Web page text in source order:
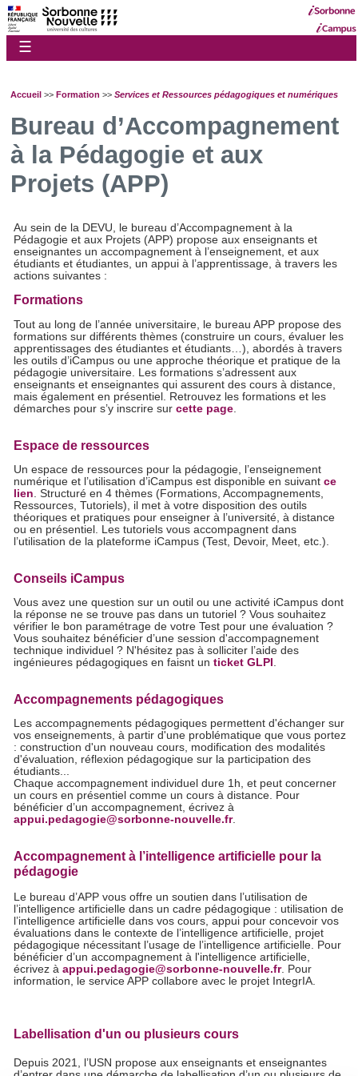
☰
Accueil >> Formation >> Services et Ressources pédagogiques et numériques
Bureau d’Accompagnement
à la Pédagogie et aux
Projets (APP)
Au sein de la DEVU, le bureau d’Accompagnement à la
Pédagogie et aux Projets (APP) propose aux enseignants et
enseignantes un accompagnement à l’enseignement, et aux
étudiants et étudiantes, un appui à l’apprentissage, à travers les
actions suivantes :
Formations
Tout au long de l’année universitaire, le bureau APP propose des
formations sur différents thèmes (construire un cours, évaluer les
apprentissages des étudiantes et étudiants…), abordés à travers
les outils d’iCampus ou une approche théorique et pratique de la
pédagogie universitaire. Les formations s’adressent aux
enseignants et enseignantes qui assurent des cours à distance,
mais également en présentiel. Retrouvez les formations et les
démarches pour s’y inscrire surcette page
Espace de ressources
Un espace de ressources pour la pédagogie, l’enseignement
numérique et l’utilisation d’iCampus est disponible en suivantce
lien. Structuré en 4 thèmes (Formations, Accompagnements,
Ressources, Tutoriels), il met à votre disposition des outils
théoriques et pratiques pour enseigner à l’université, à distance
ou en présentiel. Les tutoriels vous accompagnent dans
l’utilisation de la plateforme iCampus (Test, Devoir, Meet, etc.).
Conseils iCampus
Vous avez une question sur un outil ou une activité iCampus dont
la réponse ne se trouve pas dans un tutoriel ? Vous souhaitez
vérifier le bon paramétrage de votre Test pour une évaluation ?
Vous souhaitez bénéficier d’une session d'accompagnement
technique individuel ? N'hésitez pas à solliciter l’aide des
ingénieures pédagogiques en faisnt unticket GLPI .
Accompagnements pédagogiques
Les accompagnements pédagogiques permettent d'échanger sur
vos enseignements, à partir d'une problématique que vous portez
: construction d'un nouveau cours, modification des modalités
d'évaluation, réflexion pédagogique sur la participation des
étudiants...
Chaque accompagnement individuel dure 1h, et peut concerner
un cours en présentiel comme un cours à distance. Pour
bénéficier d’un accompagnement, écrivez à
appui.pedagogie@sorbonne-nouvelle.fr.
Accompagnement à l’intelligence artificielle pour la
pédagogie
Le bureau d’APP vous offre un soutien dans l’utilisation de
l’intelligence artificielle dans un cadre pédagogique : utilisation de
l’intelligence artificielle dans vos cours, appui pour concevoir vos
évaluations dans le contexte de l’intelligence artificielle, projet
pédagogique nécessitant l’usage de l’intelligence artificielle. Pour
bénéficier d’un accompagnement à l'intelligence artificielle,
écrivez àappui.pedagogie@sorbonne-nouvelle.fr. Pour
information, le service APP collabore avec le projet IntegrIA.
Labellisation d'un ou plusieurs cours
Depuis 2021, l’USN propose aux enseignants et enseignantes